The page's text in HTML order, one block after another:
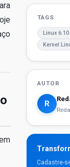
TAGS
Linux 6.10
Kernel
AUTOR
R
Cadastre-